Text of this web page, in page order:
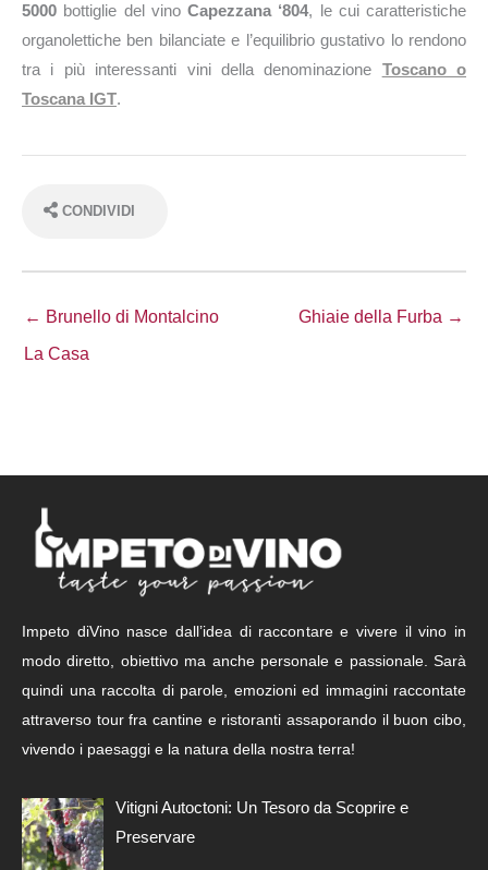
5000 bottiglie del vino Capezzana ‘804, le cui caratteristiche
organolettiche ben bilanciate e l’equilibrio gustativo lo rendono
tra i più interessanti vini della denominazione Toscano o
Toscana IGT.
CONDIVIDI
← Brunello di Montalcino
La Casa
Ghiaie della Furba →
Impeto diVino nasce dall’idea di raccontare e vivere il vino in
modo diretto, obiettivo ma anche personale e passionale. Sarà
quindi una raccolta di parole, emozioni ed immagini raccontate
attraverso tour fra cantine e ristoranti assaporando il buon cibo,
vivendo i paesaggi e la natura della nostra terra!
Vitigni Autoctoni: Un Tesoro da Scoprire e
Preservare